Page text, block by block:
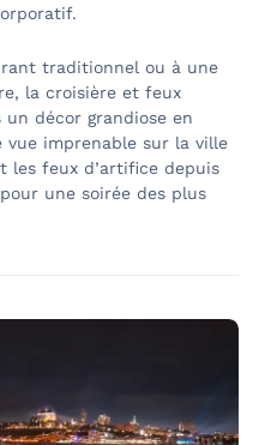
traditionnel ou à une
la croisière et feux
un décor grandiose en
vue imprenable sur la ville
les feux d’artifice depuis
une soirée des plus